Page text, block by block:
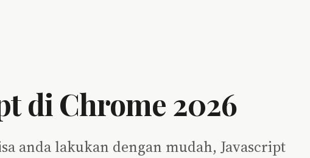
di Chrome 2026
anda lakukan dengan mudah, Javascript